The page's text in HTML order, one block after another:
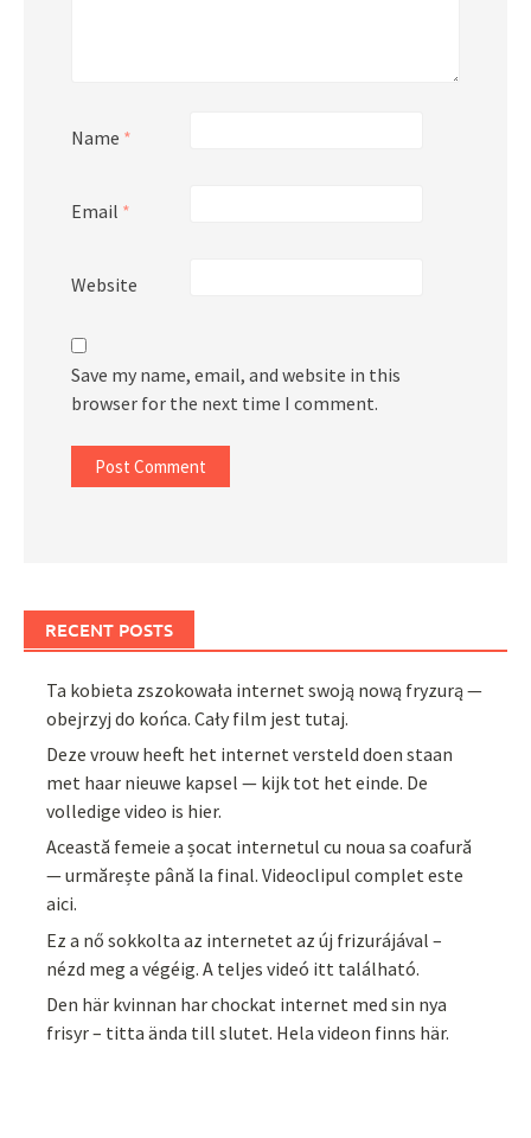
Name *
Email *
Website
Save my name, email, and website in this
browser for the next time I comment.
RECENT POSTS
Ta kobieta zszokowała internet swoją nową fryzurą —
obejrzyj do końca. Cały film jest tutaj.
Deze vrouw heeft het internet versteld doen staan
met haar nieuwe kapsel — kijk tot het einde. De
volledige video is hier.
Această femeie a șocat internetul cu noua sa coafură
— urmărește până la final. Videoclipul complet este
aici.
Ez a nő sokkolta az internetet az új frizurájával –
nézd meg a végéig. A teljes videó itt található.
Den här kvinnan har chockat internet med sin nya
frisyr – titta ända till slutet. Hela videon finns här.